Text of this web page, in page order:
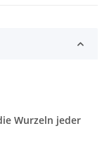
Wurzeln jeder